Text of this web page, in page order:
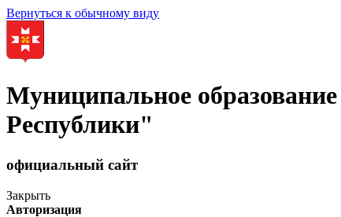
Вернуться к обычному виду
Муниципальное
Республики"
официальный сайт
Закрыть
Авторизация